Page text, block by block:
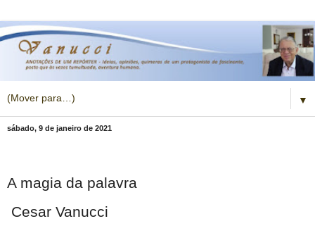
▼
sábado, 9 de janeiro de 2021
A magia da palavra
Cesar Vanucci